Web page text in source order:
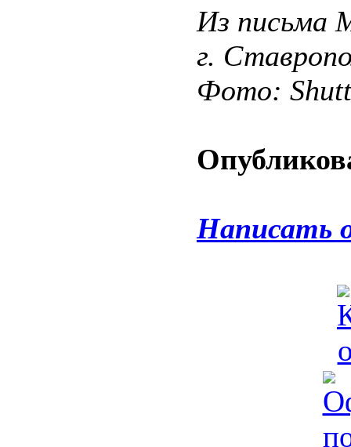
Из письма
г.
Фото:
Написать